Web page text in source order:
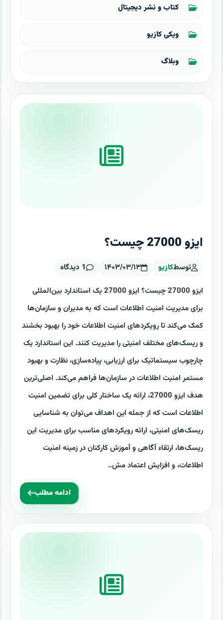
کتاب و نشر دیجیتال
ویکی کازیو
وبلاگ
ایزو 27000 چیست؟
توسطکازیو ۱۴۰۳/۰۳/۱۳ 1 دیدگاه
ایزو 27000 چیست؟ ایزو 27000 یک استاندارد بین‌المللی
برای مدیریت امنیت اطلاعات است که به مدیران و سازمان‌ها
کمک می‌کند تا رویکردهای امنیت اطلاعات خود را بهبود بخشند
و ریسک‌های مختلف امنیتی را مدیریت کنند. این استاندارد یک
چارچوب سیستماتیک برای ارزیابی، پیاده‌سازی، نظارت و بهبود
مستمر امنیت اطلاعات در سازمان‌ها فراهم می‌کند. اصلی‌ترین
هدف ایزو 27000، ارائه یک ساختار کلی برای تضمین امنیت
اطلاعات است که از جمله این اهداف می‌توان به شناسایی
ریسک‌های امنیتی، ارائه رویکردهای مناسب برای مدیریت این
ریسک‌ها، ارتقاء آگاهی و آموزش کارکنان در زمینه امنیت
اطلاعات، و افزایش اعتماد مش..
ادامه مطلب